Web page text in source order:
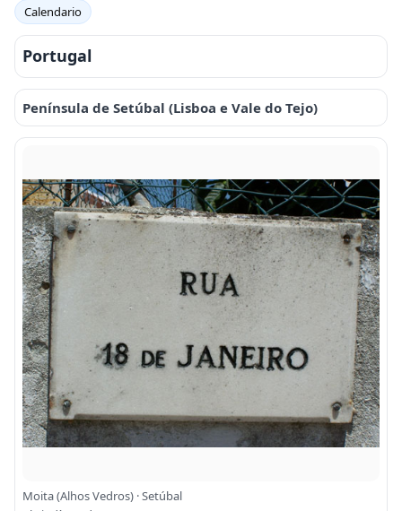
Calendario
Portugal
Península de Setúbal (Lisboa e Vale do Tejo)
Moita (Alhos Vedros) · Setúbal